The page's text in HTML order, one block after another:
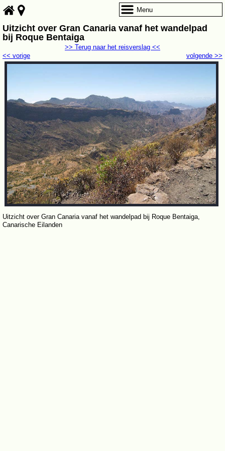
Uitzicht over Gran Canaria vanaf het wandelpad
bij Roque Bentaiga
volgende >>
<< vorige
>> Terug naar het reisverslag <<
Uitzicht over Gran Canaria vanaf het wandelpad bij Roque Bentaiga,
Canarische Eilanden
Menu